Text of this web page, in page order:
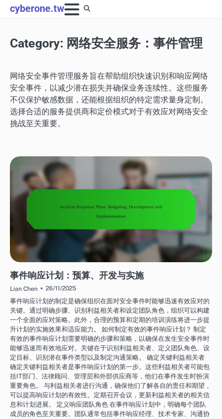
Skip
to
cyberone.tw
Category: 网络安全服务：事件管理
网络安全事件管理服务旨在帮助组织快速识别和响应网络
安全事件，以减少潜在损失并确保业务连续性。这些服务
不仅保护敏感数据，还能根据组织的特定需求量身定制。
选择合适的服务提供商和定价模式对于有效应对网络安全
挑战至关重要。
事件响应计划：预算、开发与实施
Lian Chen
26/11/2025
事件响应计划的制定是确保组织在面对安全事件时能够迅速有效应对的
关键。通过明确步骤、识别利益相关者和设定团队角色，组织可以构建
一个全面的应对策略。此外，合理的预算和定期的培训演练将进一步提
升计划的实施效果和适应能力。 如何制定有效的事件响应计划？ 制定
有效的事件响应计划需要明确的步骤和策略，以确保在发生安全事件时
能够迅速而有效地应对。关键在于识别利益相关者、定义团队角色、设
定目标、识别潜在事件类型以及制定沟通策略。 确定关键利益相关者
确定关键利益相关者是事件响应计划的第一步。这些利益相关者可能包
括IT部门、法律顾问、管理层和外部供应商等，他们在事件发生时扮演
重要角色。 与利益相关者进行沟通，确保他们了解各自的责任和期望，
可以提高响应计划的有效性。定期召开会议，更新利益相关者的相关信
息和计划进展。 定义响应团队角色 在事件响应计划中，明确每个团队
成员的角色至关重要。团队通常包括事件响应经理、技术专家、沟通协